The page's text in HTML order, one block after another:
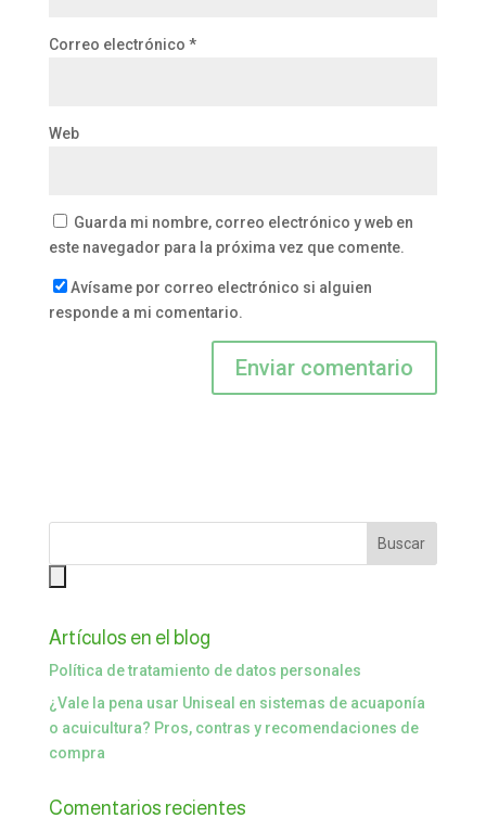
Correo electrónico *
Web
Guarda mi nombre, correo electrónico y web en
este navegador para la próxima vez que comente.
Avísame por correo electrónico si alguien
responde a mi comentario.
Artículos en el blog
Política de tratamiento de datos personales
¿Vale la pena usar Uniseal en sistemas de acuaponía
o acuicultura? Pros, contras y recomendaciones de
compra
Comentarios recientes